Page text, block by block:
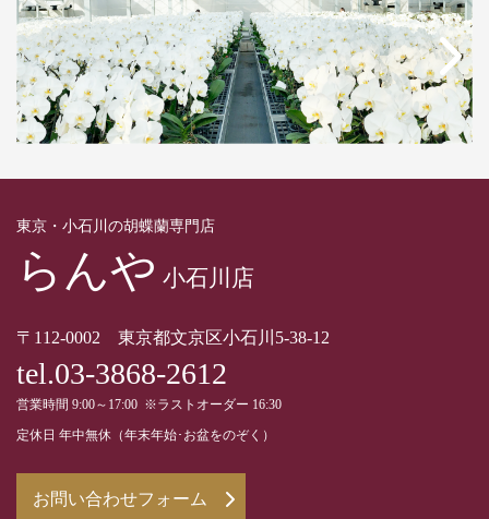
東京・小石川の胡蝶蘭専門店
らんや 小石川店
〒112-0002 東京都文京区小石川5-38-12
tel.03-3868-2612
営業時間 9:00～17:00 ※ラストオーダー 16:30
定休日 年中無休（年末年始･お盆をのぞく）
お問い合わせフォーム